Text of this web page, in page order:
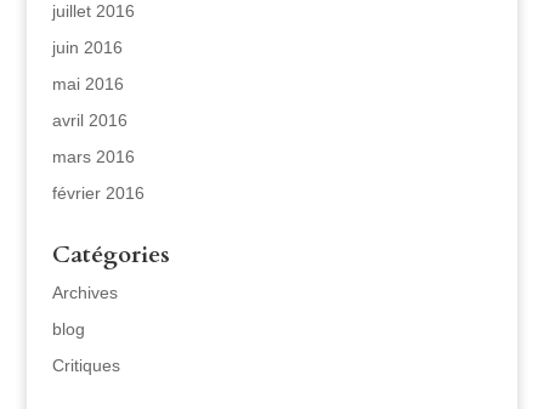
juillet 2016
juin 2016
mai 2016
avril 2016
mars 2016
février 2016
Catégories
Archives
blog
Critiques